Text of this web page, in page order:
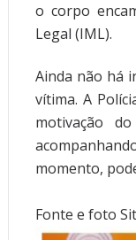
o corpo
Legal (IML).
Ainda não há
vítima. A
motivação
momento,
Fonte e foto